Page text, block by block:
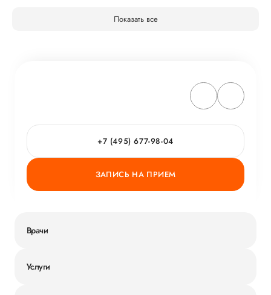
Показать все
+7 (495) 677-98-04
ЗАПИСЬ НА ПРИЕМ
Врачи
Услуги